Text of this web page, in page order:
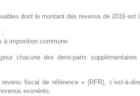
dont le montant des revenus de 2016 est
;
à imposition commune.
chacune des demi-parts
fiscal de référence » (RFR), c’est-à-
exonérés.